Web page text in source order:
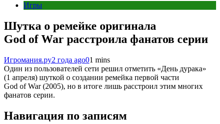
Игры
Шутка о ремейке оригинала
God of War расстроила фанатов серии
Игромания.ру2 года ago01 mins
Один из пользователей сети решил отметить «День дурака»
(1 апреля) шуткой о создании ремейка первой части
God of War (2005), но в итоге лишь расстроил этим многих
фанатов серии.
Навигация по записям